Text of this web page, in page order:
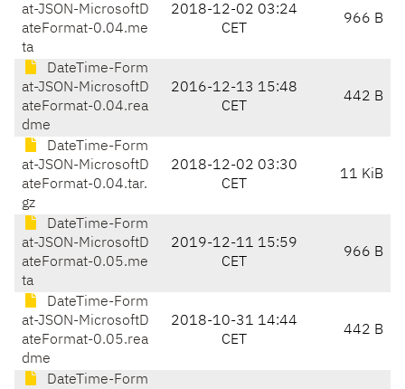
at-JSON-MicrosoftD
ateFormat-0.04.me
ta
2018-12-02 03:24
CET
966 B
DateTime-Form
at-JSON-MicrosoftD
ateFormat-0.04.rea
dme
2016-12-13 15:48
CET
442 B
DateTime-Form
at-JSON-MicrosoftD
ateFormat-0.04.tar.
gz
2018-12-02 03:30
CET
11 KiB
DateTime-Form
at-JSON-MicrosoftD
ateFormat-0.05.me
ta
2019-12-11 15:59
CET
966 B
DateTime-Form
at-JSON-MicrosoftD
ateFormat-0.05.rea
dme
2018-10-31 14:44
CET
442 B
DateTime-Form